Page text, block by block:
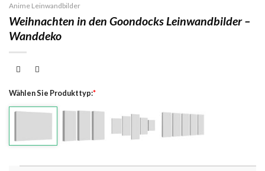
Anime Leinwandbilder
Weihnachten in den Goondocks Leinwandbilder –
Wanddeko
Wählen Sie Produkttyp:*